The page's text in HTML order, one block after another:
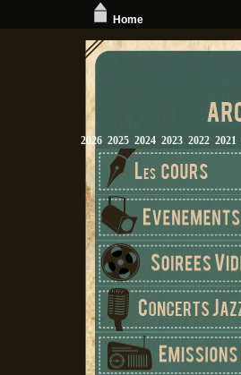
2026 2025 2024 2023 2022 2021
Home